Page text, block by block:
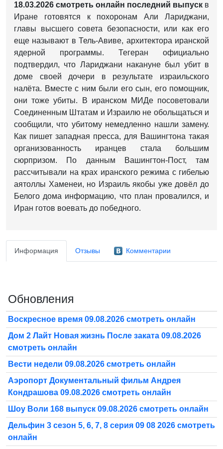
18.03.2026 смотреть онлайн последний выпуск в
Иране готовятся к похоронам Али Лариджани,
главы высшего совета безопасности, или как его
еще называют в Тель-Авиве, архитектора иранской
ядерной программы. Тегеран официально
подтвердил, что Лариджани накануне был убит в
доме своей дочери в результате израильского
налёта. Вместе с ним были его сын, его помощник,
они тоже убиты. В иранском МИДе посоветовали
Соединенным Штатам и Израилю не обольщаться и
сообщили, что убитому немедленно нашли замену.
Как пишет западная пресса, для Вашингтона такая
организованность иранцев стала большим
сюрпризом. По данным Вашингтон-Пост, там
рассчитывали на крах иранского режима с гибелью
аятоллы Хаменеи, но Израиль якобы уже довёл до
Белого дома информацию, что план провалился, и
Иран готов воевать до победного.
Информация Отзывы Комментарии
Обновления
Воскресное время 09.08.2026 смотреть онлайн
Дом 2 Лайт Новая жизнь После заката 09.08.2026
смотреть онлайн
Вести недели 09.08.2026 смотреть онлайн
Аэропорт Документальный фильм Андрея
Кондрашова 09.08.2026 смотреть онлайн
Шоу Воли 168 выпуск 09.08.2026 смотреть онлайн
Дельфин 3 сезон 5, 6, 7, 8 серия 09 08 2026 смотреть
онлайн